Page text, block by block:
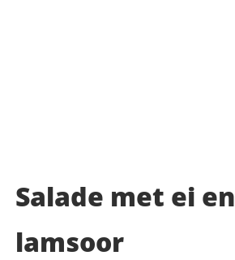
Salade met ei en
lamsoor